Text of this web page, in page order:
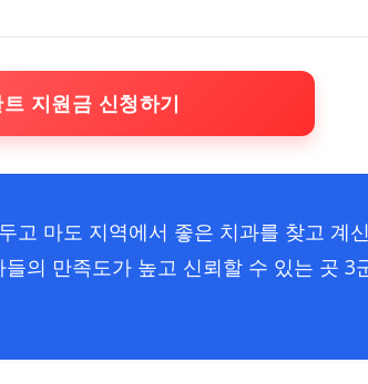
지원금 신청하기
고 마도 지역에서 좋은 치과를 찾고 계
의 만족도가 높고 신뢰할 수 있는 곳 3